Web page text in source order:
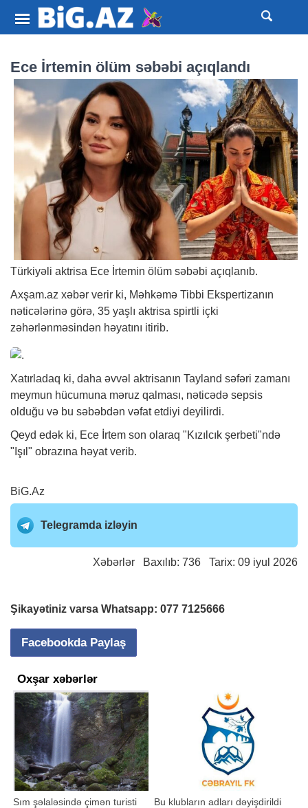
Ece İrtemin ölüm səbəbi açıqlandı
Türkiyəli aktrisa Ece İrtemin ölüm səbəbi açıqlanıb.
Axşam.az xəbər verir ki, Məhkəmə Tibbi Ekspertizanın
nəticələrinə görə, 35 yaşlı aktrisa spirtli içki
zəhərlənməsindən həyatını itirib.
Xatırladaq ki, daha əvvəl aktrisanın Tayland səfəri zamanı
meymun hücumuna məruz qalması, nəticədə sepsis
olduğu və bu səbəbdən vəfat etdiyi deyilirdi.
Qeyd edək ki, Ece İrtem son olaraq "Kızılcık şerbeti"ndə
"Işıl" obrazına həyat verib.
BiG.Az
Telegramda izləyin
Xəbərlər Baxılıb: 736 Tarix: 09 iyul 2026
Şikayətiniz varsa Whatsapp: 077 7125666
Facebookda Paylaş
Oxşar xəbərlər
Sım şəlaləsində çimən turisti
Bu klubların adları dəyişdirildi